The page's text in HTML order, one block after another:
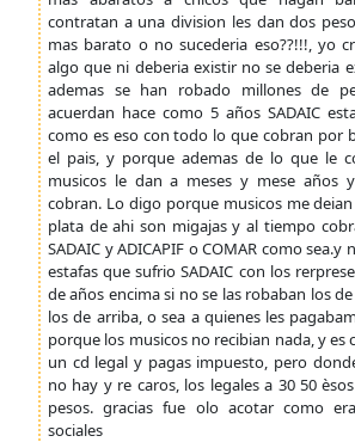
contratan a una division les dan dos
mas barato o no sucederia eso??!!!, yo
algo que ni deberia existir no se deberia
ademas se han robado millones de
acuerdan hace como 5 años SADAIC
como es eso con todo lo que cobran por
el pais, y porque ademas de lo que le
musicos le dan a meses y mese años
cobran. Lo digo porque musicos me
plata de ahi son migajas y al tiempo
SADAIC y ADICAPIF o COMAR como sea.y
estafas que sufrio SADAIC con los
de años encima si no se las robaban los
los de arriba, o sea a quienes les
porque los musicos no recibian nada, y es
un cd legal y pagas impuesto, pero
no hay y re caros, los legales a 30 50
pesos. gracias fue olo acotar como
sociales